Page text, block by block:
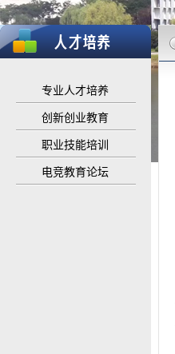
专业人才培养
创新创业教育
职业技能培训
电竞教育论坛